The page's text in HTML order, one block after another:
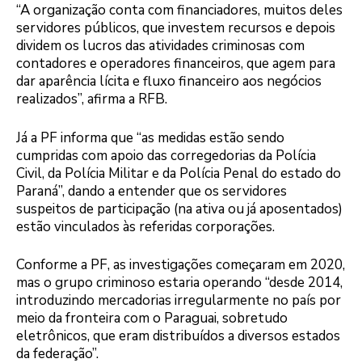
“A organização conta com financiadores, muitos deles
servidores públicos, que investem recursos e depois
dividem os lucros das atividades criminosas com
contadores e operadores financeiros, que agem para
dar aparência lícita e fluxo financeiro aos negócios
realizados”, afirma a RFB.
Já a PF informa que “as medidas estão sendo
cumpridas com apoio das corregedorias da Polícia
Civil, da Polícia Militar e da Polícia Penal do estado do
Paraná”, dando a entender que os servidores
suspeitos de participação (na ativa ou já aposentados)
estão vinculados às referidas corporações.
Conforme a PF, as investigações começaram em 2020,
mas o grupo criminoso estaria operando “desde 2014,
introduzindo mercadorias irregularmente no país por
meio da fronteira com o Paraguai, sobretudo
eletrônicos, que eram distribuídos a diversos estados
da federação”.